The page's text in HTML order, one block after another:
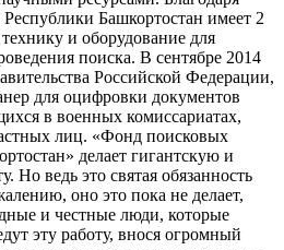
Башкортостан имеет 2
и оборудование для
поиска. В сентябре 2014
Российской Федерации,
для оцифровки документов
в военных комиссариатах,
лиц. «Фонд поисковых
делает гигантскую и
Но ведь это святая обязанность
оно это пока не делает,
и честные люди, которые
эту работу, внося огромный